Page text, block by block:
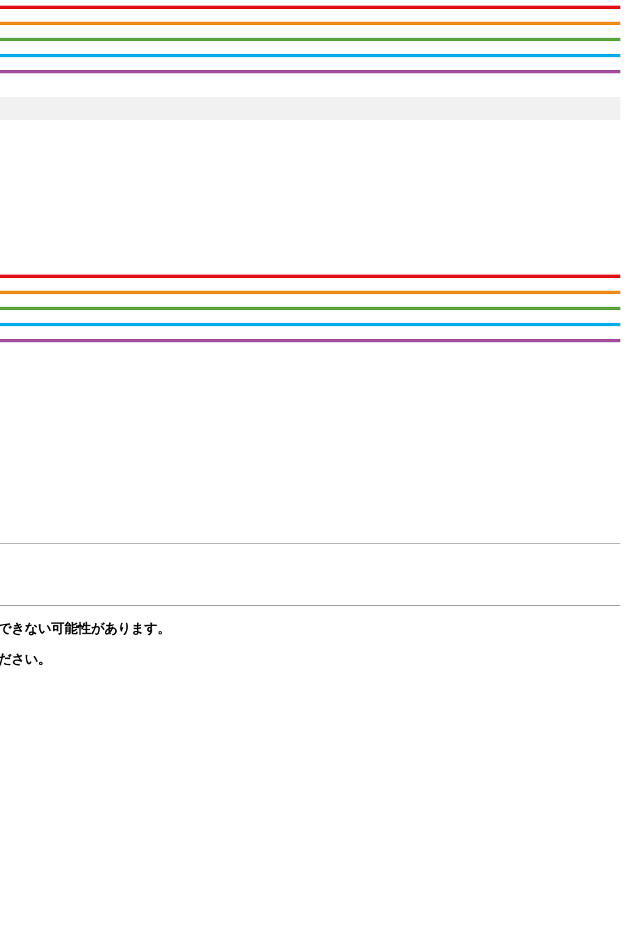
きない可能性があります。
さい。